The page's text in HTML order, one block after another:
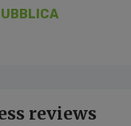
reviews